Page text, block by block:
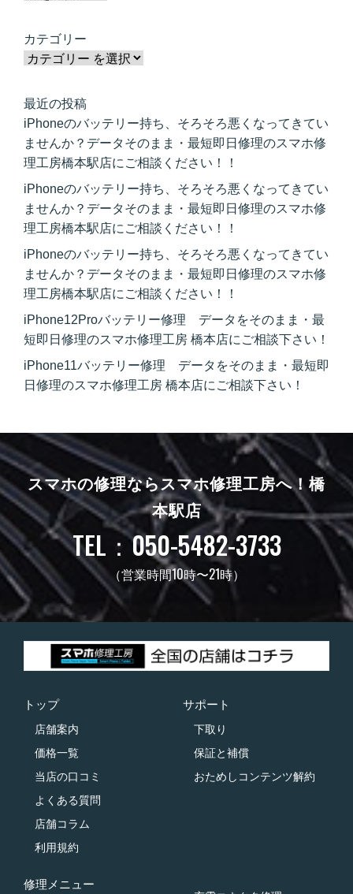
カテゴリー
最近の投稿
iPhoneのバッテリー持ち、そろそろ悪くなってきてい
ませんか？データそのまま・最短即日修理のスマホ修
理工房橋本駅店にご相談ください！！
iPhoneのバッテリー持ち、そろそろ悪くなってきてい
ませんか？データそのまま・最短即日修理のスマホ修
理工房橋本駅店にご相談ください！！
iPhoneのバッテリー持ち、そろそろ悪くなってきてい
ませんか？データそのまま・最短即日修理のスマホ修
理工房橋本駅店にご相談ください！！
iPhone12Proバッテリー修理 データをそのまま・最
短即日修理のスマホ修理工房 橋本店にご相談下さい！
iPhone11バッテリー修理 データをそのまま・最短即
日修理のスマホ修理工房 橋本店にご相談下さい！
スマホの修理ならスマホ修理工房へ！ 橋
本駅店
TEL：050-5482-3733
（営業時間10時〜21時）
トップ
店舗案内
価格一覧
当店の口コミ
よくある質問
店舗コラム
利用規約
サポート
下取り
保証と補償
おためしコンテンツ解約
修理メニュー